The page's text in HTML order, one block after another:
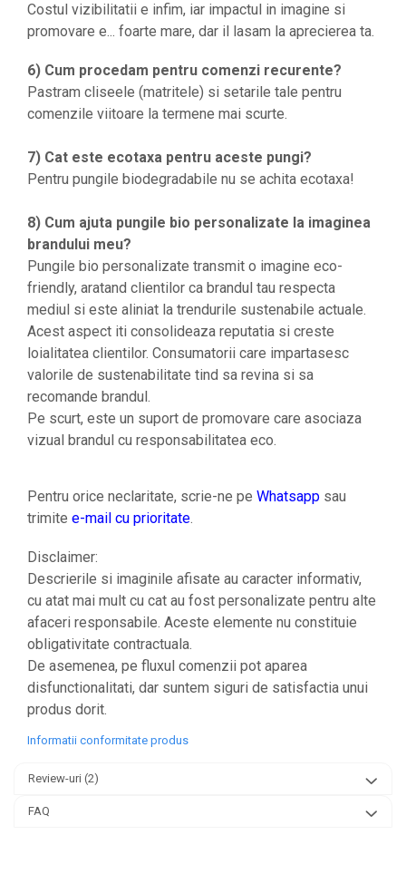
Costul vizibilitatii e infim, iar impactul in imagine si
promovare e... foarte mare, dar il lasam la aprecierea ta.
6) Cum procedam pentru comenzi recurente?
Pastram cliseele (matritele) si setarile tale pentru
comenzile viitoare la termene mai scurte.
7) Cat este ecotaxa pentru aceste pungi?
Pentru pungile biodegradabile nu se achita ecotaxa!
8) Cum ajuta pungile bio personalizate la imaginea
brandului meu?
Pungile bio personalizate transmit o imagine eco-
friendly, aratand clientilor ca brandul tau respecta
mediul si este aliniat la trendurile sustenabile actuale.
Acest aspect iti consolideaza reputatia si creste
loialitatea clientilor. Consumatorii care impartasesc
valorile de sustenabilitate tind sa revina si sa
recomande brandul.
Pe scurt, este un suport de promovare care asociaza
vizual brandul cu responsabilitatea eco.
Pentru orice neclaritate, scrie-ne pe Whatsapp sau
trimite e-mail cu prioritate.
Disclaimer:
Descrierile si imaginile afisate au caracter informativ,
cu atat mai mult cu cat au fost personalizate pentru alte
afaceri responsabile. Aceste elemente nu constituie
obligativitate contractuala.
De asemenea, pe fluxul comenzii pot aparea
disfunctionalitati, dar suntem siguri de satisfactia unui
produs dorit.
Informatii conformitate produs
Review-uri (2)
FAQ